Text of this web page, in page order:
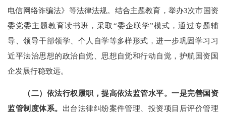
电信网络诈骗法》等法律法规。 结合主题教育 ， 举办3次市国资
委党委主题教育读书班 ，采取 “委企联学”模式，通过专题辅
导、领导干部领学、个人自学等多样形式，进一步巩固学习 习
近平法治思想的政治自觉、思想自觉和行动自觉 ，护航国资国
企发展行稳致远。
（二）依法行权履职，提高依法监管水平。一是完善国资
监管制度体系。 出台法律纠纷案件管理、投资项目后评价管理